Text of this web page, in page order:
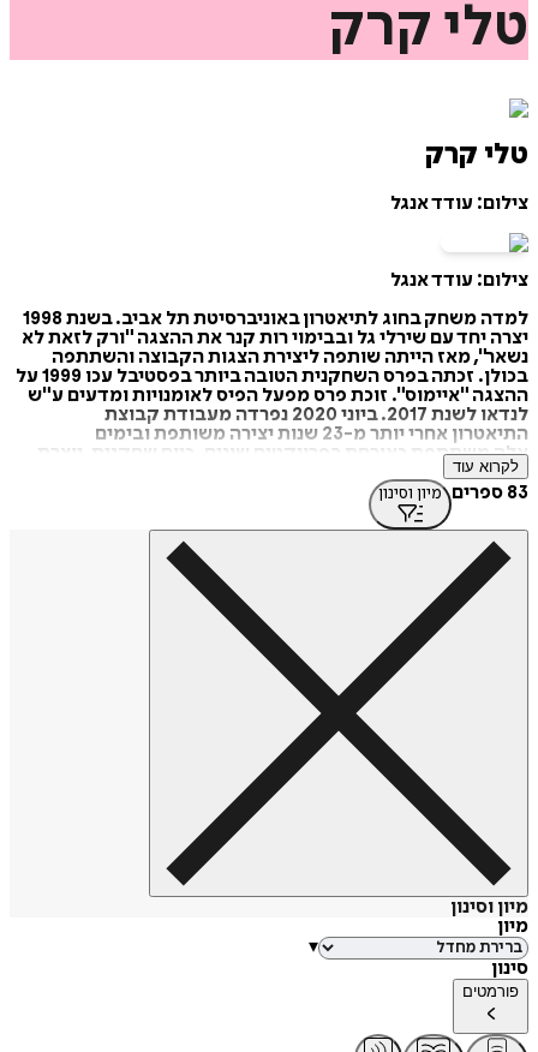
טלי קרק
טלי קרק
צילום: עודד אנגל
צילום: עודד אנגל
למדה משחק בחוג לתיאטרון באוניברסיטת תל אביב. בשנת 1998
יצרה יחד עם שירלי גל ובבימוי רות קנר את ההצגה "ורק לזאת לא
נשאר", מאז הייתה שותפה ליצירת הצגות הקבוצה והשתתפה
בכולן. זכתה בפרס השחקנית הטובה ביותר בפסטיבל עכו 1999 על
ההצגה "איימוס". זוכת פרס מפעל הפיס לאומנויות ומדעים ע"ש
לנדאו לשנת 2017. ביוני 2020 נפרדה מעבודת קבוצת
התיאטרון אחרי יותר מ-23 שנות יצירה משותפת ובימים
אלה משתתפת כאורחת בפרויקטים שונים. כיום שחקנית, יוצרת
עצמאית, אמנית קול,
מלמדת משחק, יועצת אמנותית ומלווה תהליכי יצירה. מקליטה
באולפן הביתי ביצועים קוליים לספרים, שירים, וטקסטים מצוינים
באשר הם.
לקרוא עוד
83 ספרים מיון וסינון
מיון וסינון
מיון
▾
סינון
פורמטים